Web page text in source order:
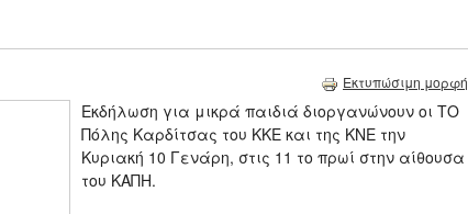
Εκτυπώσιμη μορφή
Εκδήλωση για μικρά παιδιά διοργανώνουν οι ΤΟ
Πόλης Καρδίτσας του ΚΚΕ και της ΚΝΕ την
Κυριακή 10 Γενάρη, στις 11 το πρωί στην αίθουσα
του ΚΑΠΗ.